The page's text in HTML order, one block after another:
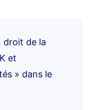
droit de la
et
» dans le